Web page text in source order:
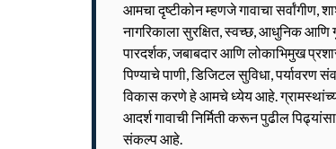
आमचा दृष्टीकोन म्हणजे गावाचा
नागरिकाला सुरक्षित, स्वच्छ, आधुनिक
पारदर्शक, जबाबदार आणि लोकाभिमुख
पिण्याचे पाणी, डिजिटल सुविधा, पर्यावरण
विकास करणे हे आमचे ध्येय आहे.
आदर्श गावाची निर्मिती करून पुढील
संकल्प आहे.